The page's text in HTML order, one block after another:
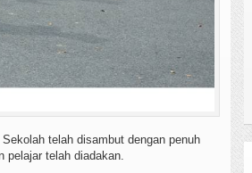
telah disambut dengan penuh
pelajar telah diadakan.